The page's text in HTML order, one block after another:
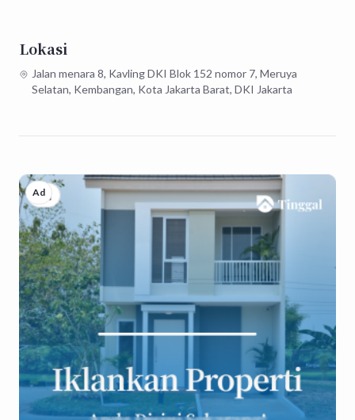
2387- 6535.
Lokasi
Jalan menara 8, Kavling DKI Blok 152 nomor 7, Meruya
Selatan, Kembangan, Kota Jakarta Barat, DKI Jakarta
Ad